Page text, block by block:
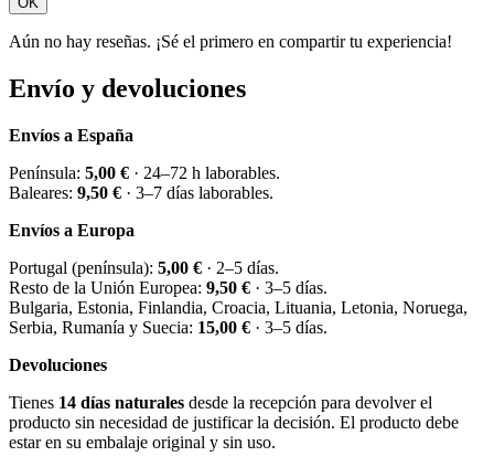
Aún no hay reseñas. ¡Sé el primero en compartir tu experiencia!
Envío y devoluciones
Envíos a España
Península: 5,00 € · 24–72 h laborables.
Baleares: 9,50 € · 3–7 días laborables.
Envíos a Europa
Portugal (península): 5,00 € · 2–5 días.
Resto de la Unión Europea: 9,50 € · 3–5 días.
Bulgaria, Estonia, Finlandia, Croacia, Lituania, Letonia, Noruega,
Serbia, Rumanía y Suecia: 15,00 € · 3–5 días.
Devoluciones
Tienes 14 días naturales desde la recepción para devolver el
producto sin necesidad de justificar la decisión. El producto debe
estar en su embalaje original y sin uso.